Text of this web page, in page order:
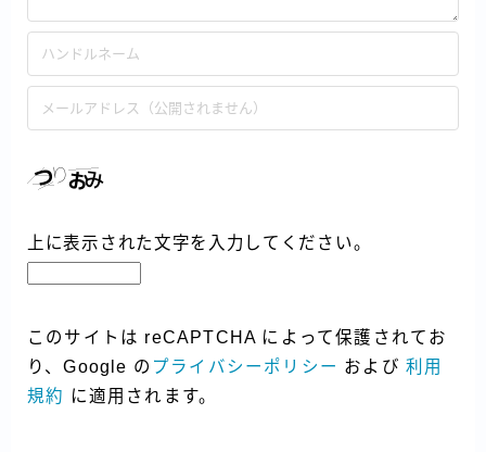
上に表示された文字を入力してください。
このサイトは reCAPTCHA によって保護されてお
り、Google の プライバシーポリシー および利用
規約 に適用されます。